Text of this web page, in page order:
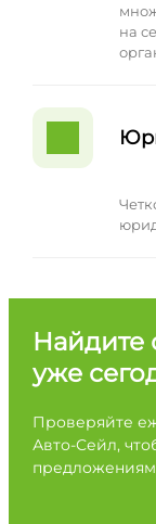
на
Найдите
уже
Проверяйте
Авто-Сейл,